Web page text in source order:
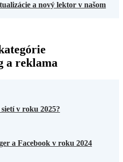
a nový lektor v našom
a reklama
v roku 2025?
a Facebook v roku 2024